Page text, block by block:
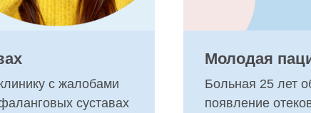
с жалобами
суставах
Молодая
Больная 25 лет
появление